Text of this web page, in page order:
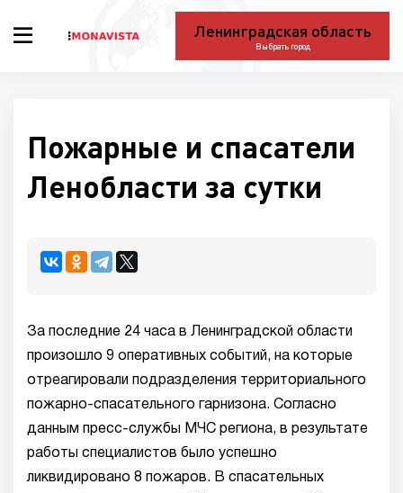
Ленинградская область
Выбрать город
Пожарные и спасатели
Ленобласти за сутки
За последние 24 часа в Ленинградской области
произошло 9 оперативных событий, на которые
отреагировали подразделения территориального
пожарно-спасательного гарнизона. Согласно
данным пресс-службы МЧС региона, в результате
работы специалистов было успешно
ликвидировано 8 пожаров. В спасательных